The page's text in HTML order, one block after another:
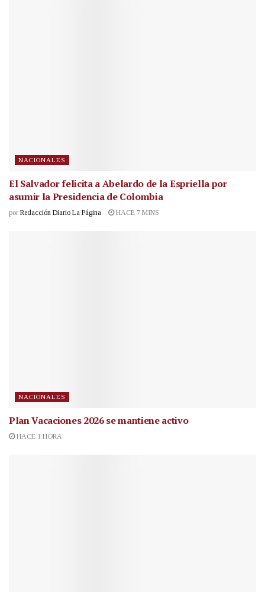
NACIONALES
El Salvador felicita a Abelardo de la Espriella por
asumir la Presidencia de Colombia
por Redacción Diario La Página HACE 7 MINS
NACIONALES
Plan Vacaciones 2026 se mantiene activo
HACE 1 HORA